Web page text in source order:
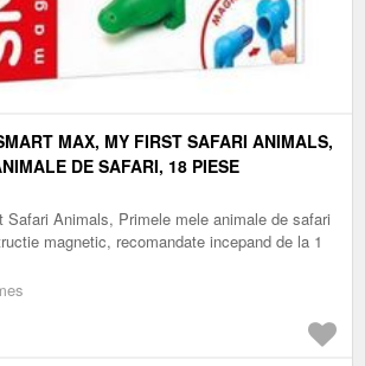
MAX, MY FIRST SAFARI ANIMALS,
DE SAFARI, 18 PIESE
Animals, Primele mele animale de safari
magnetic, recomandate incepand de la 1